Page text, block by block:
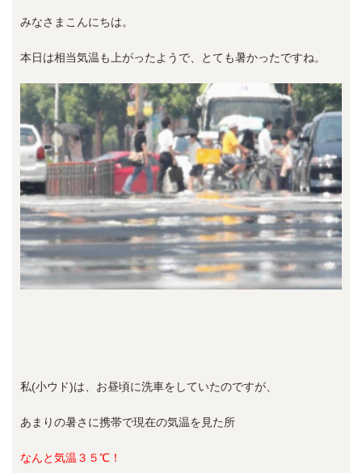
みなさまこんにちは。
本日は相当気温も上がったようで、とても暑かったですね。
私(小ウド)は、お昼頃に洗車をしていたのですが、
あまりの暑さに携帯で現在の気温を見た所
なんと気温３５℃！